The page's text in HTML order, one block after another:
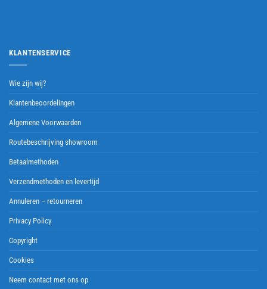
KLANTENSERVICE
Wie zijn wij?
Klantenbeoordelingen
Algemene Voorwaarden
Routebeschrijving showroom
Betaalmethoden
Verzendmethoden en levertijd
Annuleren – retourneren
Privacy Policy
Copyright
Cookies
Neem contact met ons op